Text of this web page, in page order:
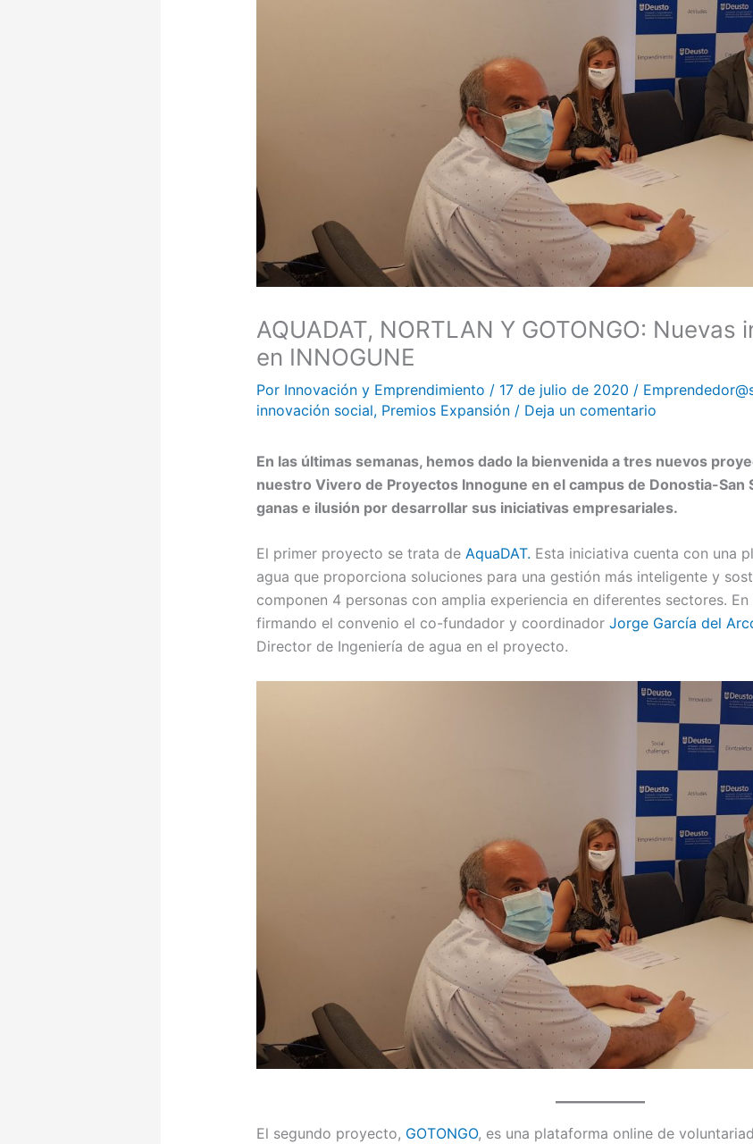
AQUADAT, NORTLAN Y GOTONGO:
en INNOGUNE
Por Innovación y Emprendimiento / 17 de julio de 2020 /
innovación social, Premios Expansión/ Deja un comentario
En las últimas semanas, hemos dado la bienvenida a tres nuevos
nuestro Vivero de Proyectos Innogune en el campus de Donostia-San
ganas e ilusión por desarrollar sus iniciativas empresariales.
El primer proyecto se trata de AquaDAT. Esta iniciativa cuenta con una
agua que proporciona soluciones para una gestión más inteligente y
componen 4 personas con amplia experiencia en diferentes sectores. En
firmando el convenio el co-fundador y coordinadorJorge García del
Director de Ingeniería de agua en el proyecto.
El segundo proyecto, GOTONGO, es una plataforma online de